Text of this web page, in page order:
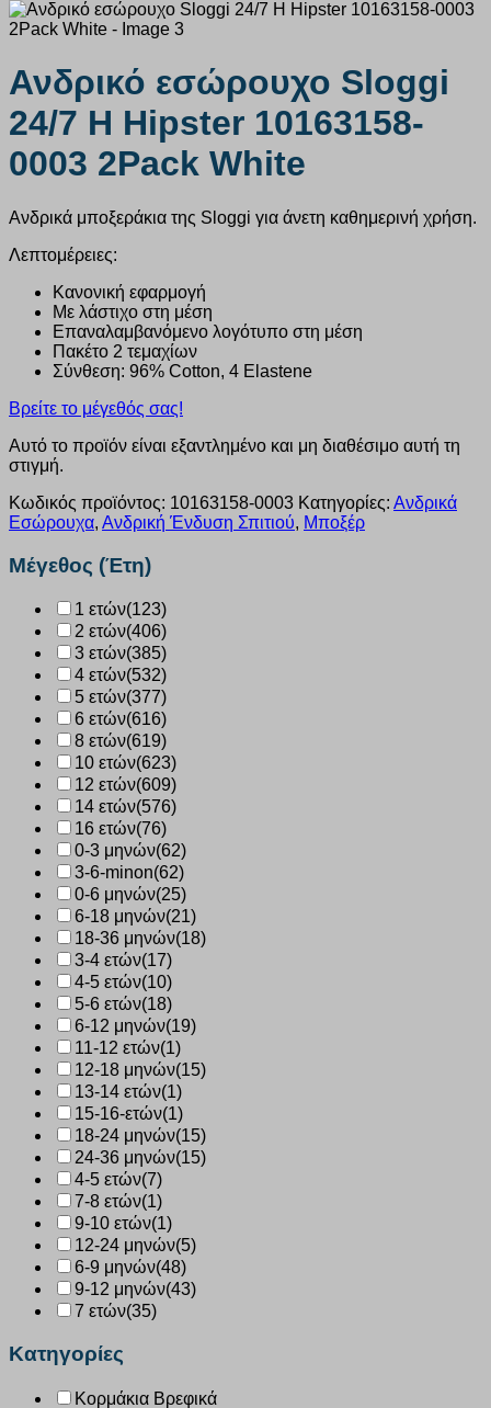
Ανδρικό εσώρουχο Sloggi
24/7 H Hipster 10163158-
0003 2Pack White
Ανδρικά μποξεράκια της Sloggi για άνετη καθημερινή χρήση.
Λεπτομέρειες:
Κανονική εφαρμογή
Με λάστιχο στη μέση
Επαναλαμβανόμενο λογότυπο στη μέση
Πακέτο 2 τεμαχίων
Σύνθεση: 96% Cotton, 4 Elastene
Βρείτε το μέγεθός σας!
Αυτό το προϊόν είναι εξαντλημένο και μη διαθέσιμο αυτή τη
στιγμή.
Κωδικός προϊόντος: 10163158-0003 Κατηγορίες: Ανδρικά
Εσώρουχα, Ανδρική Ένδυση Σπιτιού, Μποξέρ
Μέγεθος (Έτη)
1 ετών(123)
2 ετών(406)
3 ετών(385)
4 ετών(532)
5 ετών(377)
6 ετών(616)
8 ετών(619)
10 ετών(623)
12 ετών(609)
14 ετών(576)
16 ετών(76)
0-3 μηνών(62)
3-6-minon(62)
0-6 μηνών(25)
6-18 μηνών(21)
18-36 μηνών(18)
3-4 ετών(17)
4-5 ετών(10)
5-6 ετών(18)
6-12 μηνών(19)
11-12 ετών(1)
12-18 μηνών(15)
13-14 ετών(1)
15-16-ετών(1)
18-24 μηνών(15)
24-36 μηνών(15)
4-5 ετών(7)
7-8 ετών(1)
9-10 ετών(1)
12-24 μηνών(5)
6-9 μηνών(48)
9-12 μηνών(43)
7 ετών(35)
Κατηγορίες
Κορμάκια Βρεφικά